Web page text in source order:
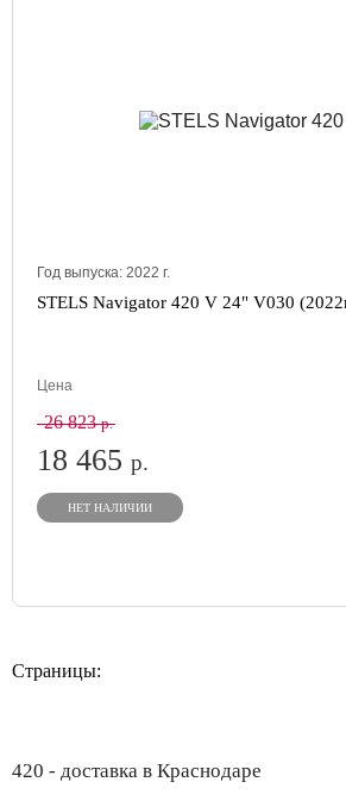
Год выпуска: 2022 г.
STELS Navigator 420 V 24" V030
Цена
26 823р.
18 465 р.
НЕТ НАЛИЧИИ
Страницы:
420 - доставка в Краснодаре